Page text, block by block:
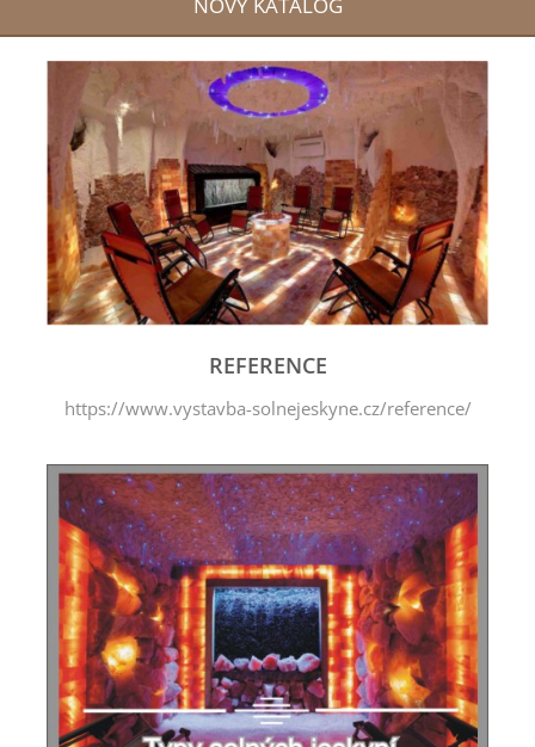
REFERENCE
https://www.vystavba-solnejeskyne.cz/reference/